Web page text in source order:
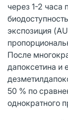
через 1-2 часа
экспозиция
После
дапоксетина и
50 % по
однократного